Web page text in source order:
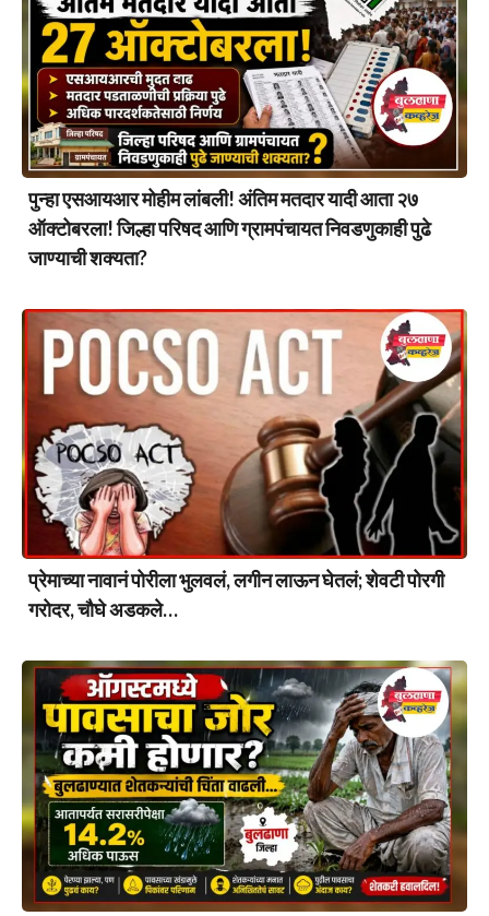
पुन्हा एसआयआर मोहीम लांबली! अंतिम मतदार यादी आता २७
ऑक्टोबरला! जिल्हा परिषद आणि ग्रामपंचायत निवडणुकाही पुढे
जाण्याची शक्यता?
प्रेमाच्या नावानं पोरीला भुलवलं, लगीन लाऊन घेतलं; शेवटी पोरगी
गरोदर, चौघे अडकले…